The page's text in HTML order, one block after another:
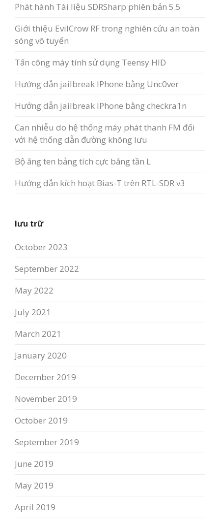
Phát hành Tài liệu SDRSharp phiên bản 5.5
Giới thiệu EvilCrow RF trong nghiên cứu an toàn
sóng vô tuyến
Tấn công máy tính sử dụng Teensy HID
Hướng dẫn jailbreak IPhone bằng Unc0ver
Hướng dẫn jailbreak IPhone bằng checkra1n
Can nhiễu do hệ thống máy phát thanh FM đối
với hệ thống dẫn đường không lưu
Bộ ăng ten bảng tích cực băng tần L
Hướng dẫn kích hoạt Bias-T trên RTL-SDR v3
lưu trữ
October 2023
September 2022
May 2022
July 2021
March 2021
January 2020
December 2019
November 2019
October 2019
September 2019
June 2019
May 2019
April 2019